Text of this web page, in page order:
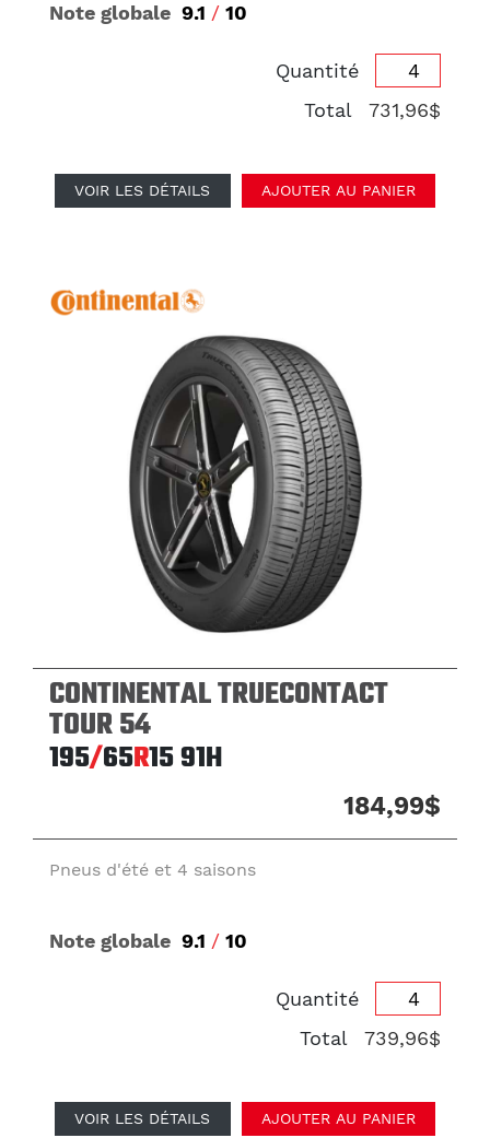
Note globale 9.1 / 10
Quantité
Total
731,96$
VOIR LES DÉTAILS AJOUTER AU PANIER
CONTINENTAL TRUECONTACT
TOUR 54
195/65R1591H
184,99$
Pneus d'été et 4 saisons
Note globale 9.1 / 10
Quantité
Total
739,96$
VOIR LES DÉTAILS AJOUTER AU PANIER